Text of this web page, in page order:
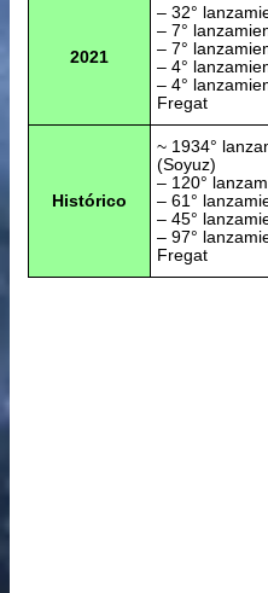
2021
– 32°
– 7°
– 7°
– 4°
– 4°
Fregat
Histórico
~ 1934°
(Soyuz)
– 120°
– 61°
– 45°
– 97°
Fregat